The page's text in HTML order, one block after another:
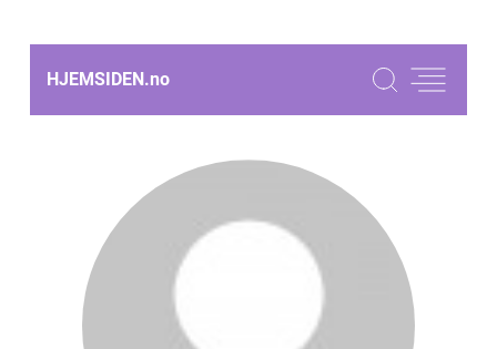
HJEMSIDEN.no